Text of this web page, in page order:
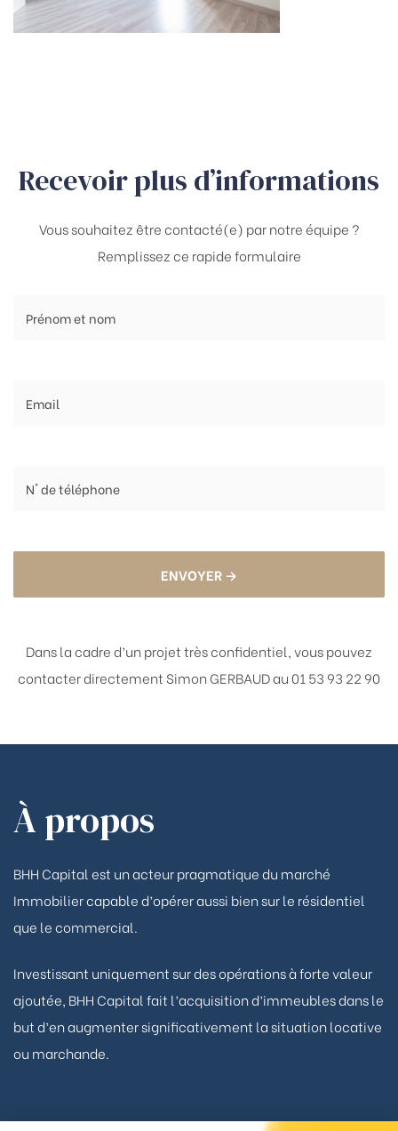
Recevoir plus d’informations
Vous souhaitez être contacté(e) par notre équipe ?
Remplissez ce rapide formulaire
ENVOYER →
Dans la cadre d’un projet très confidentiel, vous pouvez
contacter directement Simon GERBAUD au 01 53 93 22 90
À propos
BHH Capital est un acteur pragmatique du marché
Immobilier capable d’opérer aussi bien sur le résidentiel
que le commercial.
Investissant uniquement sur des opérations à forte valeur
ajoutée, BHH Capital fait l’acquisition d’immeubles dans le
but d’en augmenter significativement la situation locative
ou marchande.